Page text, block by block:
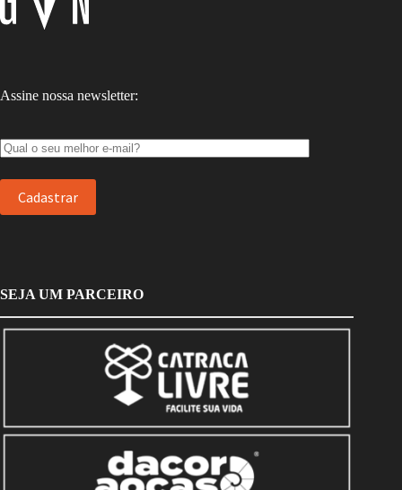
Assine nossa newsletter:
SEJA UM PARCEIRO